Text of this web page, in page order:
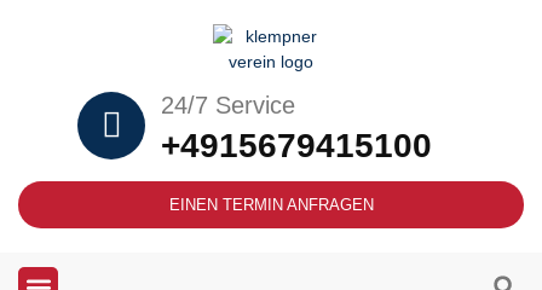
24/7 Service
+4915679415100
EINEN TERMIN ANFRAGEN